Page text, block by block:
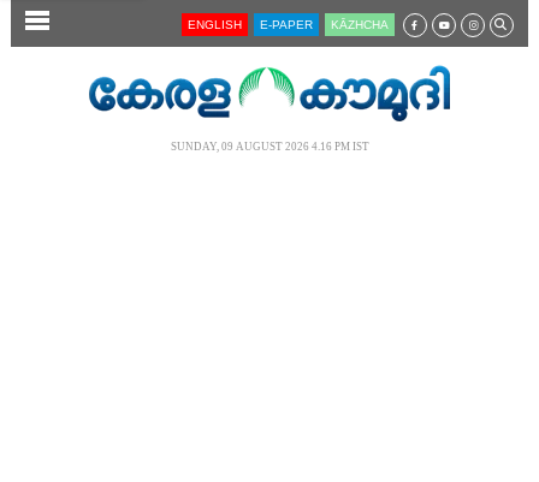
SECTIONS ENGLISH E-PAPER KĀZHCHA
SUNDAY, 09 AUGUST 2026 4.16 PM IST